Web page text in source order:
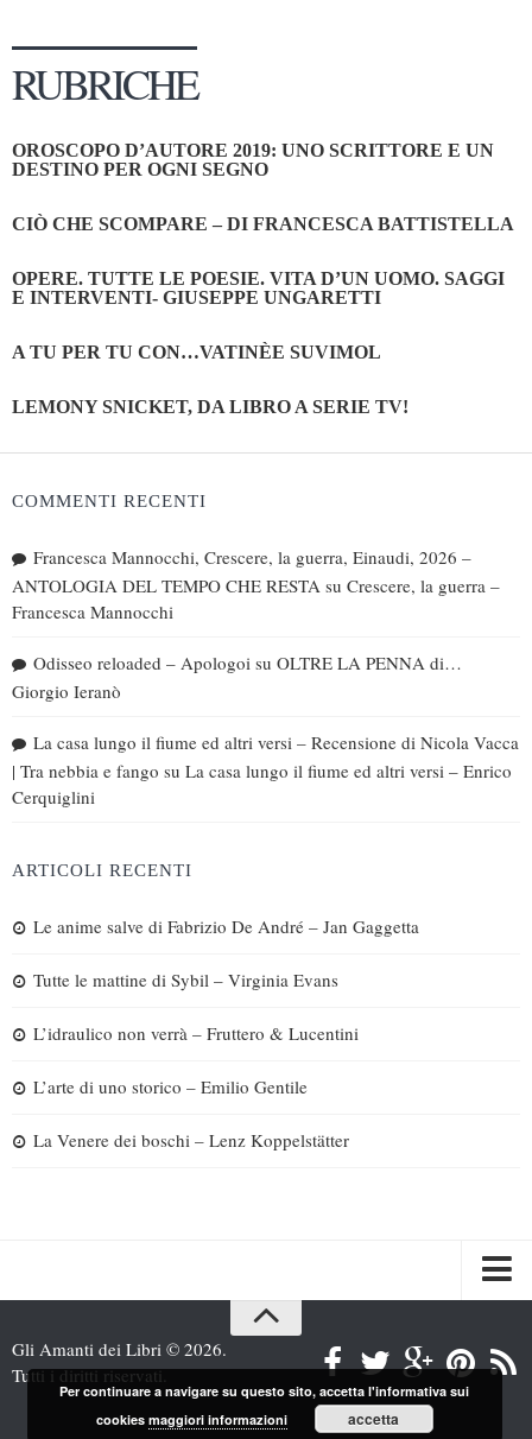
RUBRICHE
OROSCOPO D’AUTORE 2019: UNO SCRITTORE E UN
DESTINO PER OGNI SEGNO
CIÒ CHE SCOMPARE – DI FRANCESCA BATTISTELLA
OPERE. TUTTE LE POESIE. VITA D’UN UOMO. SAGGI
E INTERVENTI- GIUSEPPE UNGARETTI
A TU PER TU CON…VATINÈE SUVIMOL
LEMONY SNICKET, DA LIBRO A SERIE TV!
COMMENTI RECENTI
Francesca Mannocchi, Crescere, la guerra, Einaudi, 2026 –
ANTOLOGIA DEL TEMPO CHE RESTA su Crescere, la guerra –
Francesca Mannocchi
Odisseo reloaded – Apologoi su OLTRE LA PENNA di…
Giorgio Ieranò
La casa lungo il fiume ed altri versi – Recensione di Nicola Vacca
| Tra nebbia e fango su La casa lungo il fiume ed altri versi – Enrico
Cerquiglini
ARTICOLI RECENTI
Le anime salve di Fabrizio De André – Jan Gaggetta
Tutte le mattine di Sybil – Virginia Evans
L’idraulico non verrà – Fruttero & Lucentini
L’arte di uno storico – Emilio Gentile
La Venere dei boschi – Lenz Koppelstätter
Recensioni
Interviste & Incontri
Gli Amanti dei Libri © 2026.
Tutti i diritti riservati.
Per continuare a navigare su questo sito, accetta l'informativa sui
cookies maggiori informazioni accetta